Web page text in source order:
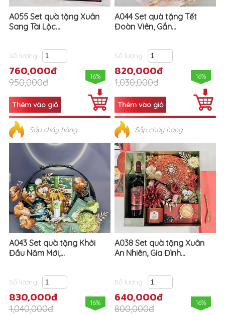
A055 Set quà tặng Xuân
Sang Tài Lộc...
Số lượng
760,000đ
950,000đ
16%
Sắp cháy hàng
A044 Set quà tặng Tết
Đoàn Viên, Gắn...
Số lượng
820,000đ
1,030,000đ
16%
Sắp cháy hàng
A043 Set quà tặng Khởi
Đầu Năm Mới,...
Số lượng
830,000đ
1,040,000đ
16%
A038 Set quà tặng Xuân
An Nhiên, Gia Đình...
Số lượng
640,000đ
800,000đ
16%